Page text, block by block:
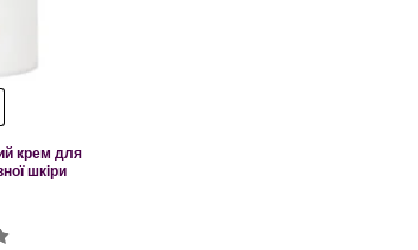
крем для
шкіри